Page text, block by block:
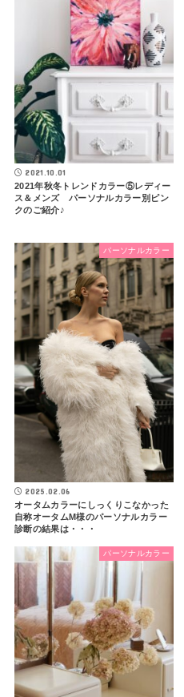
2021.10.01
2021年秋冬トレンドカラー⑤レディー
ス＆メンズ パーソナルカラー別ピン
クのご紹介♪
パーソナルカラー
2025.02.06
オータムカラーにしっくりこなかった
自称オータムM様のパーソナルカラー
診断の結果は・・・
パーソナルカラー